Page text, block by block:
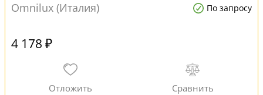
Omnilux (Италия) По запросу
4 178 ₽